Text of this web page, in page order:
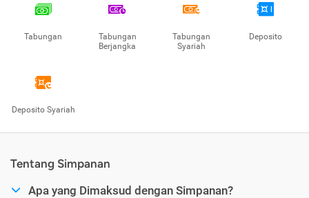
Tabungan
Tabungan
Berjangka
Tabungan
Syariah
Deposito
Deposito Syariah
Tentang Simpanan
Apa yang Dimaksud dengan Simpanan?